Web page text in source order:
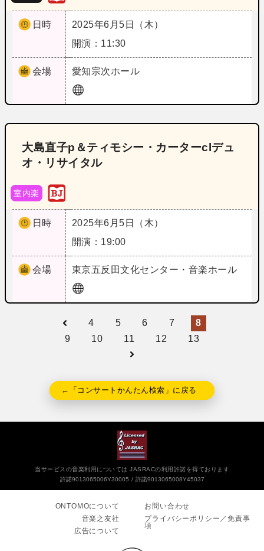
日時
2025年6月5日（木）
開演：11:30
会場 愛知宗次ホール
大島直子p＆ティモシー・カーターclデュ
オ・リサイタル
室内楽
日時
2025年6月5日（木）
開演：19:00
会場 東京五反田文化センター・音楽ホール
4 5 6 7
8
9
10 11 12 13
←「コンサートかんたん検索」に戻る
当サービスの音楽利用については JASRACの利用許諾を得ております
許諾9013065006Y30005
許諾9013065008Y45037
ONTOMOについて
音楽之友社
広告について
お問い合わせ
プライバシーポリシー／免責事
項